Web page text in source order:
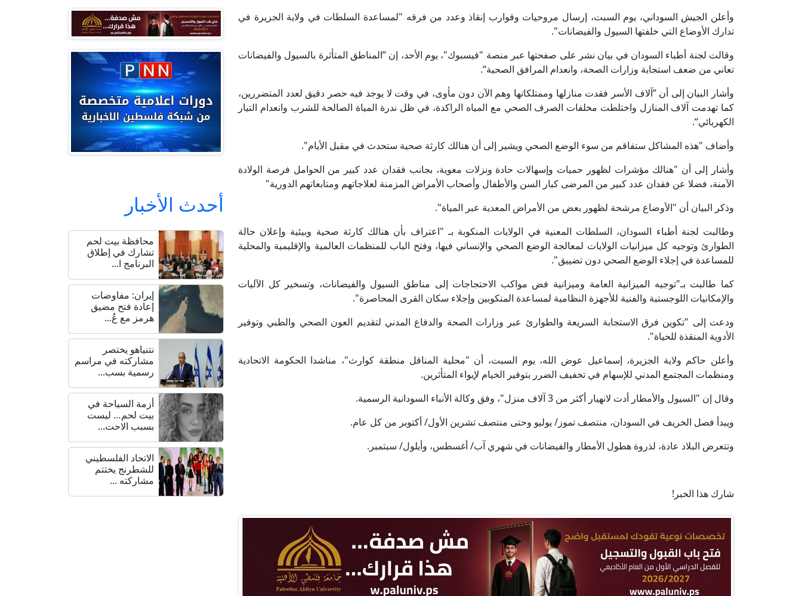
وأعلن الجيش السوداني، يوم السبت، إرسال مروحيات وقوارب إنقاذ وعدد من فرقه "لمساعدة السلطات في ولاية الجزيرة في
تدارك الأوضاع التي خلفتها السيول والفيضانات".
وقالت لجنة أطباء السودان في بيان نشر على صفحتها عبر منصة "فيسبوك"، يوم الأحد، إن ”المناطق المتأثرة بالسيول والفيضانات
تعاني من ضعف استجابة وزارات الصحة، وانعدام المرافق الصحية“.
وأشار البيان إلى أن ”آلاف الأسر فقدت منازلها وممتلكاتها وهم الآن دون مأوى، في وقت لا يوجد فيه حصر دقيق لعدد المتضررين،
كما تهدمت آلاف المنازل واختلطت مخلفات الصرف الصحي مع المياه الراكدة، في ظل ندرة المياة الصالحة للشرب وانعدام التيار
الكهربائي“.
وأضاف "هذه المشاكل ستفاقم من سوء الوضع الصحي ويشير إلى أن هنالك كارثة صحية ستحدث في مقبل الأيام".
وأشار إلى أن "هنالك مؤشرات لظهور حميات وإسهالات حادة ونزلات معوية، بجانب فقدان عدد كبير من الحوامل فرصة الولادة
الآمنة، فضلا عن فقدان عدد كبير من المرضى كبار السن والأطفال وأصحاب الأمراض المزمنة لعلاجاتهم ومتابعاتهم الدورية"
وذكر البيان أن "الأوضاع مرشحة لظهور بعض من الأمراض المعدية عبر المياة".
وطالبت لجنة أطباء السودان، السلطات المعنية في الولايات المنكوبة بـ "اعتراف بأن هنالك كارثة صحية وبيئية وإعلان حالة
الطوارئ وتوجيه كل ميزانيات الولايات لمعالجة الوضع الصحي والإنساني فيها، وفتح الباب للمنظمات العالمية والإقليمية والمحلية
للمساعدة في إجلاء الوضع الصحي دون تضييق".
كما طالبت بـ"توجيه الميزانية العامة وميزانية فض مواكب الاحتجاجات إلى مناطق السيول والفيضانات، وتسخير كل الآليات
والإمكانيات اللوجستية والفنية للأجهزة النظامية لمساعدة المنكوبين وإجلاء سكان القرى المحاصرة".
ودعت إلى "تكوين فرق الاستجابة السريعة والطوارئ عبر وزارات الصحة والدفاع المدني لتقديم العون الصحي والطبي وتوفير
الأدوية المنقذة للحياة".
وأعلن حاكم ولاية الجزيرة، إسماعيل عوض الله، يوم السبت، أن "محلية المناقل منطقة كوارث"، مناشدا الحكومة الاتحادية
ومنظمات المجتمع المدني للإسهام في تخفيف الضرر بتوفير الخيام لإيواء المتأثرين.
وقال إن "السيول والأمطار أدت لانهيار أكثر من 3 آلاف منزل"، وفق وكالة الأنباء السودانية الرسمية.
ويبدأ فصل الخريف في السودان، منتصف تموز/ يوليو وحتى منتصف تشرين الأول/ أكتوبر من كل عام.
وتتعرض البلاد عادة، لذروة هطول الأمطار والفيضانات في شهري آب/ أغسطس، وأيلول/ سبتمبر.
شارك هذا الخبر!
أحدث الأخبار
محافظة بيت لحم
تشارك في إطلاق
البرنامج ا...
إيران: مفاوضات
إعادة فتح مضيق
هرمز مع عُ...
نتنياهو يختصر
مشاركته في مراسم
رسمية بسب...
أزمة السياحة في
بيت لحم… ليست
بسبب الاحت...
الاتحاد الفلسطيني
للشطرنج يختتم
مشاركته ...